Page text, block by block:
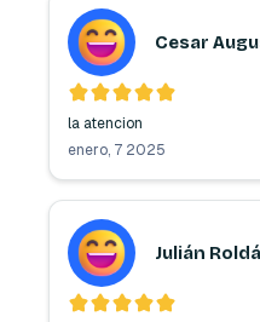
Cesar
la atencion
enero, 7 2025
Julián